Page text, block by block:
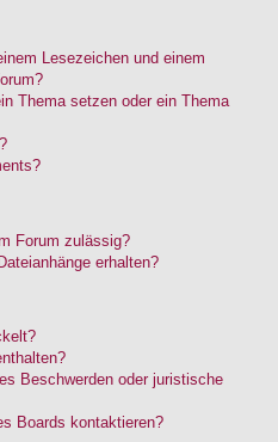
Lesezeichen und einem
Thema setzen oder ein Thema
Forum zulässig?
erhalten?
Beschwerden oder juristische
Boards kontaktieren?